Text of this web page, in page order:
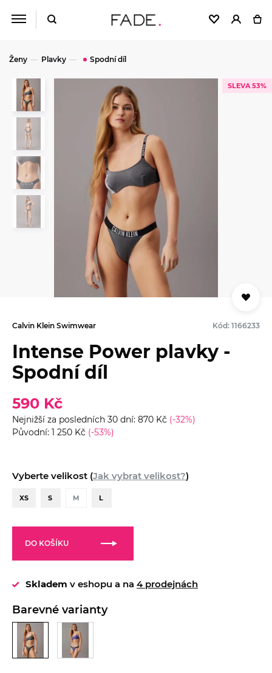
Ženy Plavky Spodní díl
SLEVA 53%
Calvin Klein Swimwear Kód: 1166233
Intense Power plavky -
Spodní díl
590 Kč
Nejnižší za posledních 30 dní: 870 Kč (-32%)
Původní: 1 250 Kč (-53%)
Vyberte velikost (Jak vybrat velikost?)
XS S M L
DO KOŠÍKU
Skladem v eshopu a na 4 prodejnách
Barevné varianty